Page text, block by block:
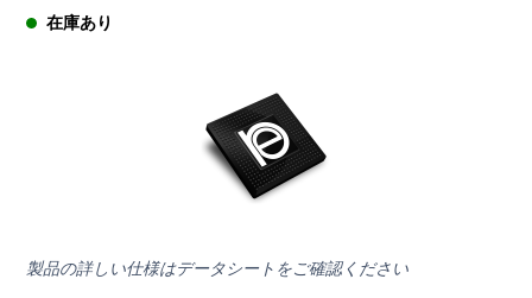
在庫あり
製品の詳しい仕様はデータシートをご確認ください